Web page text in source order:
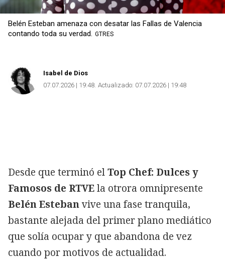
Belén Esteban amenaza con desatar las Fallas de Valencia
contando toda su verdad. GTRES
Isabel de Dios
07.07.2026 | 19:48 Actualizado: 07.07.2026 | 19:48
Desde que terminó elTop Chef: Dulces y
Famosos de RTVEla otrora omnipresente
Belén Estebanvive una fase tranquila,
bastante alejada del primer plano mediático
que solía ocupar y que abandona de vez
cuando por motivos de actualidad.